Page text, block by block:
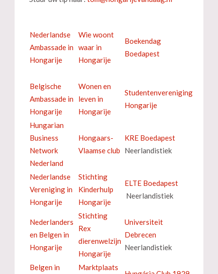
Nederlandse
Ambassade in
Hongarije
Wie woont
waar in
Hongarije
Boekendag
Boedapest
Belgische
Ambassade in
Hongarije
Wonen en
leven in
Hongarije
Studentenvereniging
Hongarije
Hungarian
Business
Network
Nederland
Hongaars-
Vlaamse club
KRE Boedapest
Neerlandistiek
Nederlandse
Vereniging in
Hongarije
Stichting
Kinderhulp
Hongarije
ELTE Boedapest
Neerlandistiek
Nederlanders
en Belgen in
Hongarije
Stichting
Rex
dierenwelzijn
Hongarije
Universiteit
Debrecen
Neerlandistiek
Belgen in Marktplaats